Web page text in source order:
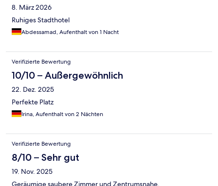
8. März 2026
Ruhiges Stadthotel
Abdessamad, Aufenthalt von 1 Nacht
Verifizierte Bewertung
10/10 – Außergewöhnlich
22. Dez. 2025
Perfekte Platz
Irina, Aufenthalt von 2 Nächten
Verifizierte Bewertung
8/10 – Sehr gut
19. Nov. 2025
Geräumige saubere Zimmer und Zentrumsnahe.